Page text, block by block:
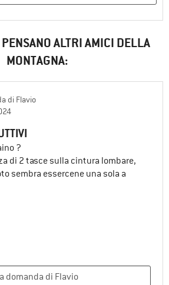
PENSANO ALTRI AMICI DELLA
MONTAGNA:
di Flavio
?
di 2 tasce sulla cintura lombare,
sembra essercene una sola a